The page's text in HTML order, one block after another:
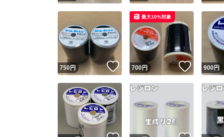
750円 いいね！
700円 いいね！
最大10%対象
900円